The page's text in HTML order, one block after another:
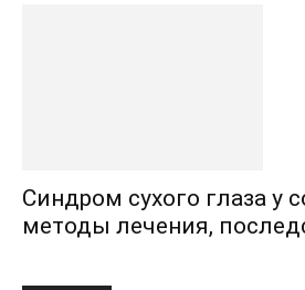
Синдром сухого глаза у
методы лечения,